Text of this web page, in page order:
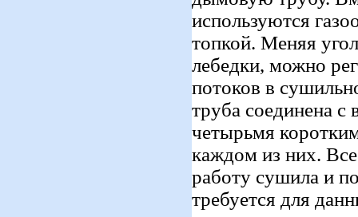
используются
топкой. Меняя
лебедки, можно
потоков в
труба соединена
четырьмя
каждом из них. Все
работу сушила и
требуется для